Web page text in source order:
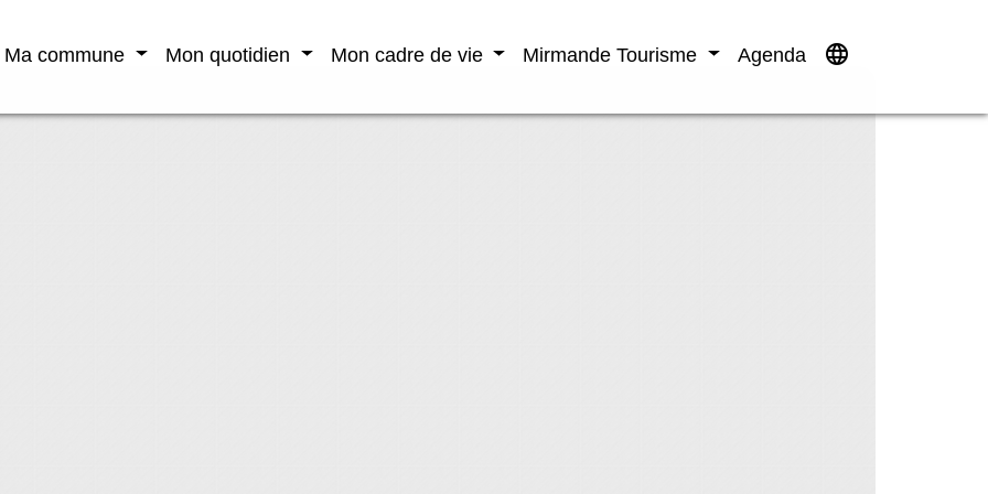
Ma commune Mon quotidien Mon cadre de vie Mirmande Tourisme Agenda language